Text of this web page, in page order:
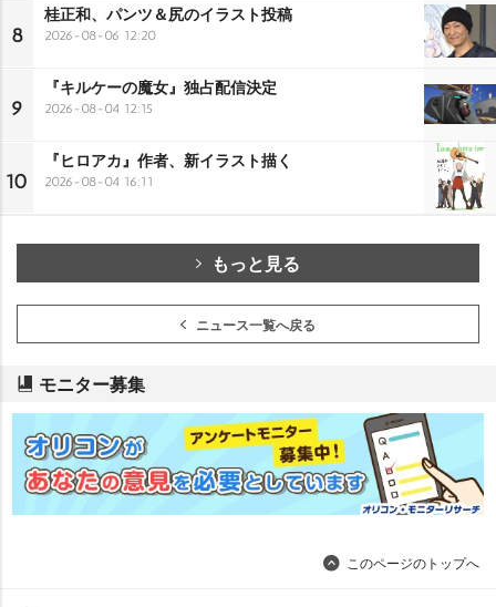
8
桂正和、パンツ＆尻のイラスト投稿
2026-08-06 12:20
9
『キルケーの魔女』独占配信決定
2026-08-04 12:15
10
『ヒロアカ』作者、新イラスト描く
2026-08-04 16:11
もっと見る
ニュース一覧へ戻る
モニター募集
このページのトップへ